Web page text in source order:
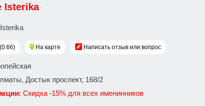
Isterika
На карте Написать отзыв или вопрос
Достык проспект, 168/2
: Скидка -15% для всех именинников